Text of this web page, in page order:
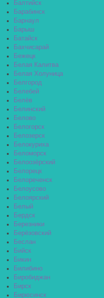
Балтийск
Барабинск
Барнаул
Барыш
Батайск
Бахчисарай
Бежецк
Белая Калитва
Белая Холуница
Белгород
Белебей
Белёв
Белинский
Белово
Белогорск
Белозерск
Белокуриха
Беломорск
Белоозёрский
Белорецк
Белореченск
Белоусово
Белоярский
Белый
Бердск
Березники
Берёзовский
Беслан
Бийск
Бикин
Билибино
Биробиджан
Бирск
Бирюсинск